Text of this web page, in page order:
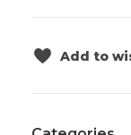
Add to